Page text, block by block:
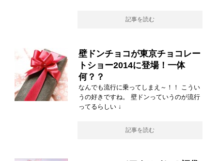
記事を読む
壁ドンチョコが東京チョコレー
トショー2014に登場！一体
何？？
なんでも流行に乗ってしまえ～！！ こうい
うの好きですね。 壁ドンっていうのが流行
ってるらしい ↓
記事を読む